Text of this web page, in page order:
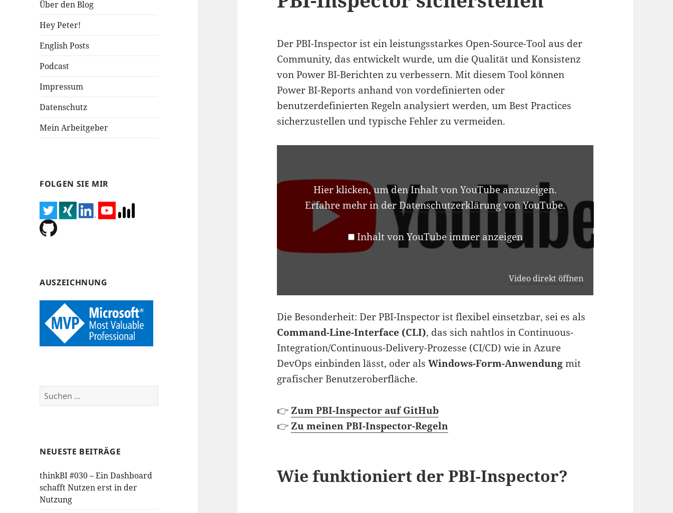
Über den Blog
Hey Peter!
English Posts
Podcast
Impressum
Datenschutz
Mein Arbeitgeber
FOLGEN SIE MIR
AUSZEICHNUNG
Suchen
nach:
NEUESTE BEITRÄGE
thinkBI #030 – Ein Dashboard
schafft Nutzen erst in der
Nutzung
Der PBI-Inspector ist ein leistungsstarkes Open-Source-Tool aus der
Community, das entwickelt wurde, um die Qualität und Konsistenz
von Power BI-Berichten zu verbessern. Mit diesem Tool können
Power BI-Reports anhand von vordefinierten oder
benutzerdefinierten Regeln analysiert werden, um Best Practices
sicherzustellen und typische Fehler zu vermeiden.
ANZEIGENHier klicken, um den Inhalt von YouTube anzuzeigen.
Erfahre mehr in derDatenschutzerklärung von YouTube.
Inhalt von YouTube immer anzeigen
Video direkt öffnen
Die Besonderheit: Der PBI-Inspector ist flexibel einsetzbar, sei es als
Command-Line-Interface (CLI), das sich nahtlos in Continuous-
Integration/Continuous-Delivery-Prozesse (CI/CD) wie in Azure
DevOps einbinden lässt, oder alsWindows-Form-Anwendungmit
grafischer Benutzeroberfläche.
👉Zum PBI-Inspector auf GitHub
👉Zu meinen PBI-Inspector-Regeln
Wie funktioniert der PBI-Inspector?